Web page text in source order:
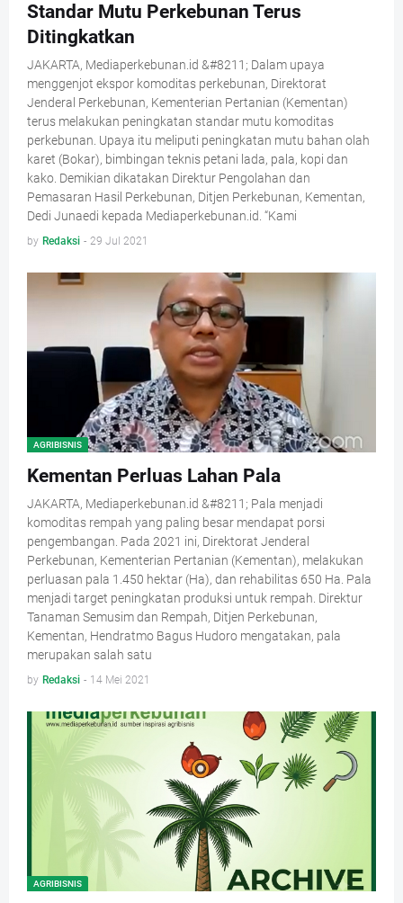
Standar Mutu Perkebunan Terus
Ditingkatkan
JAKARTA, Mediaperkebunan.id &#8211; Dalam upaya
menggenjot ekspor komoditas perkebunan, Direktorat
Jenderal Perkebunan, Kementerian Pertanian (Kementan)
terus melakukan peningkatan standar mutu komoditas
perkebunan. Upaya itu meliputi peningkatan mutu bahan olah
karet (Bokar), bimbingan teknis petani lada, pala, kopi dan
kako. Demikian dikatakan Direktur Pengolahan dan
Pemasaran Hasil Perkebunan, Ditjen Perkebunan, Kementan,
Dedi Junaedi kepada Mediaperkebunan.id. “Kami
by Redaksi - 29 Jul 2021
AGRIBISNIS
Kementan Perluas Lahan Pala
JAKARTA, Mediaperkebunan.id &#8211; Pala menjadi
komoditas rempah yang paling besar mendapat porsi
pengembangan. Pada 2021 ini, Direktorat Jenderal
Perkebunan, Kementerian Pertanian (Kementan), melakukan
perluasan pala 1.450 hektar (Ha), dan rehabilitas 650 Ha. Pala
menjadi target peningkatan produksi untuk rempah. Direktur
Tanaman Semusim dan Rempah, Ditjen Perkebunan,
Kementan, Hendratmo Bagus Hudoro mengatakan, pala
merupakan salah satu
by Redaksi - 14 Mei 2021
AGRIBISNIS